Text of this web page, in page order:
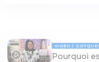
03:22
VIDÉO
Pourquoi